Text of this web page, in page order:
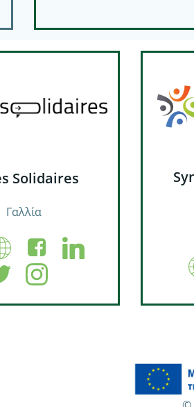
Solidaires
Γαλλία